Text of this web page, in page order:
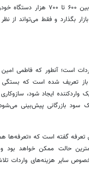
بگذارد و فقط می‌تواند از نظر
است؛ آنطور که فاطمی امین
تعریف شده است که بستگی
واردکننده ایجاد شود،
سود بازرگانی پیش‌بینی
گفته است که «تعرفه‌ها
حالت ممکن خواهد بود
خصوص سایر هزینه‌های